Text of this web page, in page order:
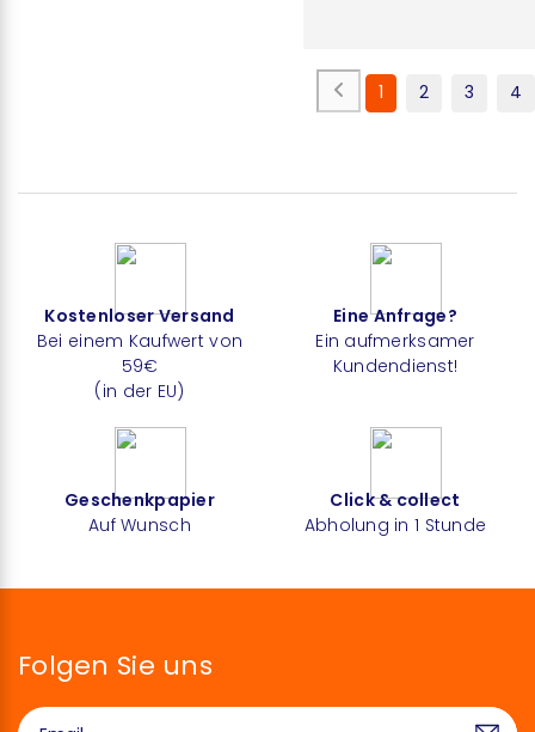
1 2 3 4
Kostenloser Versand
Bei einem Kaufwert von
59€
(in der EU)
Eine Anfrage?
Ein aufmerksamer
Kundendienst!
Geschenkpapier
Auf Wunsch
Click & collect
Abholung in 1 Stunde
Folgen Sie uns